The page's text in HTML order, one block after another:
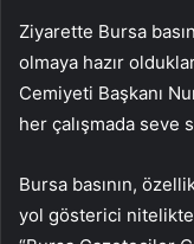
Ziyarette Bursa
olmaya hazır
Cemiyeti Başkanı
her çalışmada seve
Bursa basının,
yol gösterici nitelikte